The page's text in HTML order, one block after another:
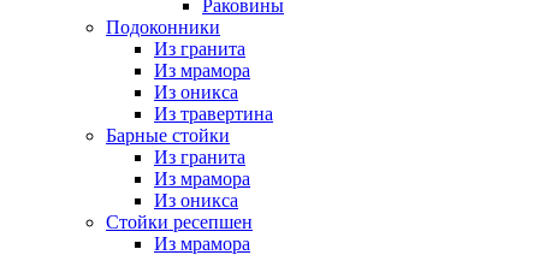
Раковины
Подоконники
Из гранита
Из мрамора
Из оникса
Из травертина
Барные стойки
Из гранита
Из мрамора
Из оникса
Стойки ресепшен
Из мрамора